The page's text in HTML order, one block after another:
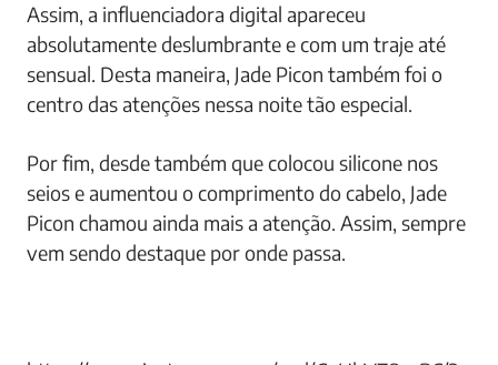
Assim, a influenciadora digital apareceu
absolutamente deslumbrante e com um traje até
sensual. Desta maneira, Jade Picon também foi o
centro das atenções nessa noite tão especial.
Por fim, desde também que colocou silicone nos
seios e aumentou o comprimento do cabelo, Jade
Picon chamou ainda mais a atenção. Assim, sempre
vem sendo destaque por onde passa.